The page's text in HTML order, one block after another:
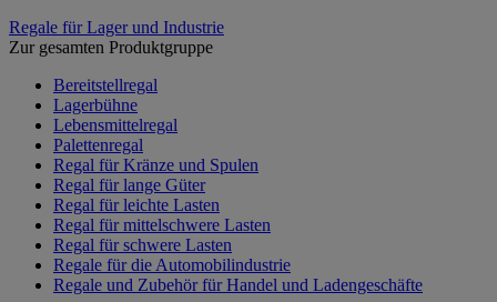
Regale für Lager und Industrie
Zur gesamten Produktgruppe
Bereitstellregal
Lagerbühne
Lebensmittelregal
Palettenregal
Regal für Kränze und Spulen
Regal für lange Güter
Regal für leichte Lasten
Regal für mittelschwere Lasten
Regal für schwere Lasten
Regale für die Automobilindustrie
Regale und Zubehör für Handel und Ladengeschäfte